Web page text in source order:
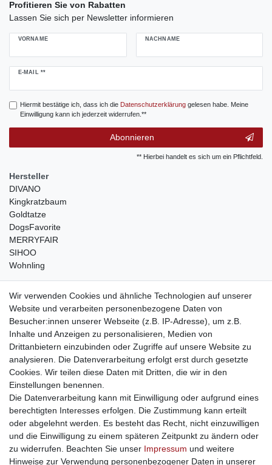
Profitieren Sie von Rabatten
Lassen Sie sich per Newsletter informieren
VORNAME NACHNAME
E-MAIL **
Newsletter
Hiermit bestätige ich, dass ich die Daten­schutz­erklärunggelesen habe. Meine
Einwilligung kann ich jederzeit widerrufen.**
Abonnieren
** Hierbei handelt es sich um ein Pflichtfeld.
Hersteller
DIVANO
Kingkratzbaum
Goldtatze
DogsFavorite
MERRYFAIR
SIHOO
Wohnling
weitere Shops
traumlampen- Lampen und Kronleuchter
kinderwagencenter- Exklusive und günstige Kinderwagen
gastrogeraete24- alles für Gastronomie und Imbiss
soziale Medien
Facebook
sicher einkaufen
Sichere Bestellung und Zahlung via SSL Verschlüsselung
Wir verwenden Cookies und ähnliche Technologien auf unserer
Website und verarbeiten personenbezogene Daten von
Besucher:innen unserer Webseite (z.B. IP-Adresse), um z.B.
Inhalte und Anzeigen zu personalisieren, Medien von
Drittanbietern einzubinden oder Zugriffe auf unsere Website zu
analysieren. Die Datenverarbeitung erfolgt erst durch gesetzte
Cookies. Wir teilen diese Daten mit Dritten, die wir in den
Einstellungen benennen.
Die Datenverarbeitung kann mit Einwilligung oder aufgrund eines
berechtigten Interesses erfolgen. Die Zustimmung kann erteilt
oder abgelehnt werden. Es besteht das Recht, nicht einzuwilligen
und die Einwilligung zu einem späteren Zeitpunkt zu ändern oder
zu widerrufen. Beachten Sie unser Impressum und weitere
Hinweise zur Verwendung personenbezogener Daten in unserer